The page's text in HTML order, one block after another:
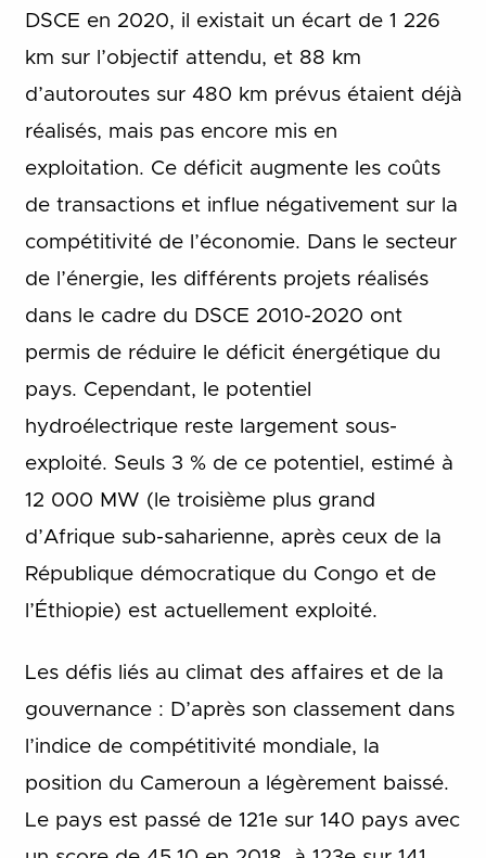
DSCE en 2020, il existait un écart de 1 226
km sur l’objectif attendu, et 88 km
d’autoroutes sur 480 km prévus étaient déjà
réalisés, mais pas encore mis en
exploitation. Ce déficit augmente les coûts
de transactions et influe négativement sur la
compétitivité de l’économie. Dans le secteur
de l’énergie, les différents projets réalisés
dans le cadre du DSCE 2010-2020 ont
permis de réduire le déficit énergétique du
pays. Cependant, le potentiel
hydroélectrique reste largement sous-
exploité. Seuls 3 % de ce potentiel, estimé à
12 000 MW (le troisième plus grand
d’Afrique sub-saharienne, après ceux de la
République démocratique du Congo et de
l’Éthiopie) est actuellement exploité.
Les défis liés au climat des affaires et de la
gouvernance : D’après son classement dans
l’indice de compétitivité mondiale, la
position du Cameroun a légèrement baissé.
Le pays est passé de 121e sur 140 pays avec